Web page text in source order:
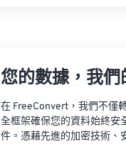
您的數據，我們
在 FreeConvert，我們不僅
全框架確保您的資料始終安
件。憑藉先進的加密技術、